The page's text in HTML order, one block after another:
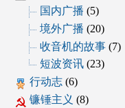
国内广播 (5)
境外广播 (20)
收音机的故事(7)
短波资讯(23)
行动志(6)
镰锤主义 (8)